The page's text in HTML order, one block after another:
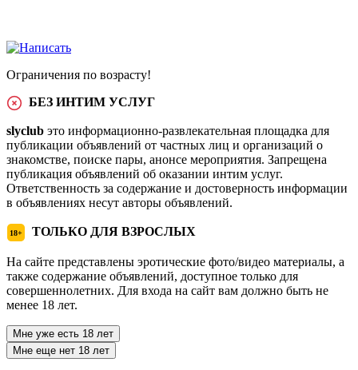
Ограничения по возрасту!
БЕЗ ИНТИМ УСЛУГ
slyclub это информационно-развлекательная площадка для
публикации объявлений от частных лиц и организаций о
знакомстве, поиске пары, анонсе мероприятия. Запрещена
публикация объявлений об оказании интим услуг.
Ответственность за содержание и достоверность информации
в объявлениях несут авторы объявлений.
18+ ТОЛЬКО ДЛЯ ВЗРОСЛЫХ
На сайте представлены эротические фото/видео материалы, а
также содержание объявлений, доступное только для
совершеннолетних. Для входа на сайт вам должно быть не
менее 18 лет.
Мне уже есть 18 лет
Мне еще нет 18 лет